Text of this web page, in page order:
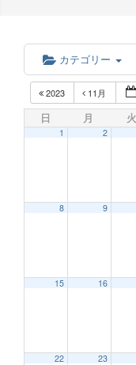
カテゴリー
2023 11月
日 月 火
1 2
8 9
15 16
22 23